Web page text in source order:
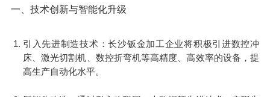
客户案例
服务区域
一、技术创新与智能化升级
引入先进制造技术：长沙钣金加工企业将积极引进数控冲
床、激光切割机、数控折弯机等高精度、高效率的设备，提
高生产自动化水平。